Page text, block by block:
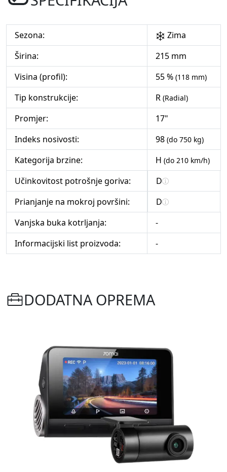
Sezona:
Zima
Širina:
215 mm
Visina (profil):
55 % (118 mm)
Tip konstrukcije: R (Radial)
Promjer:
17"
Indeks nosivosti:
98 (do 750 kg)
Kategorija brzine: H (do 210 km/h)
Učinkovitost potrošnje goriva:
D
Prianjanje na mokroj površini:
D
Vanjska buka kotrljanja:
-
Informacijski list proizvoda:
-
DODATNA OPREMA